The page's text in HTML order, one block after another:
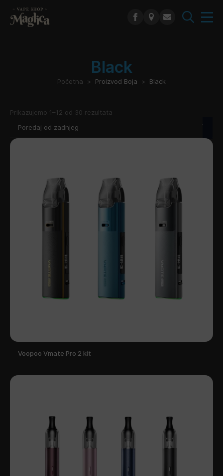
Black
Početna Proizvod Boja Black
Prikazujemo 1–12 od 30 rezultata
Voopoo Vmate Pro 2 kit